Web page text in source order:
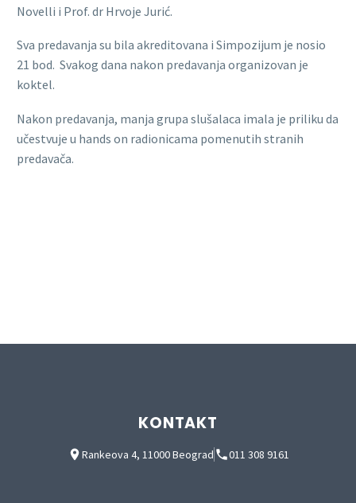
Novelli i Prof. dr Hrvoje Jurić.
Sva predavanja su bila akreditovana i Simpozijum je nosio
21 bod. Svakog dana nakon predavanja organizovan je
koktel.
Nakon predavanja, manja grupa slušalaca imala je priliku da
učestvuje u hands on radionicama pomenutih stranih
predavača.
KONTAKT
Rankeova 4, 11000 Beograd 011 308 9161